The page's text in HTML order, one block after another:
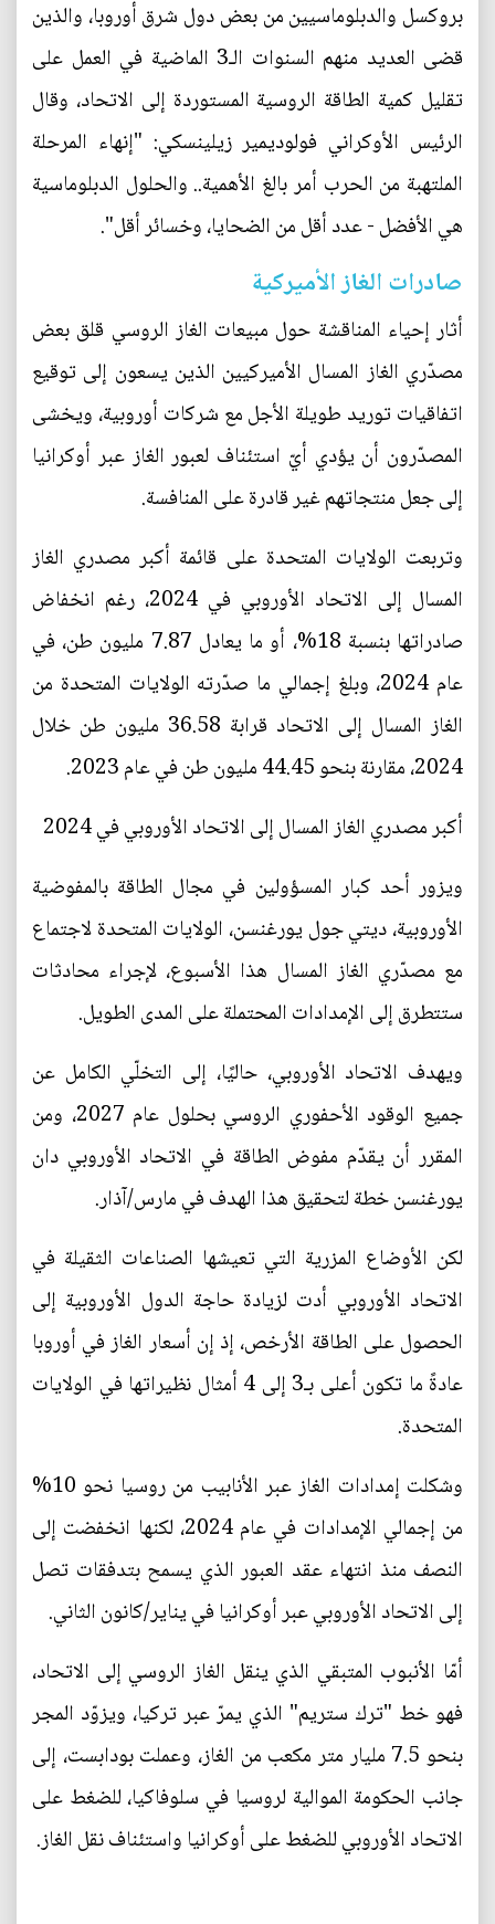
بروكسل والدبلوماسيين من بعض دول شرق أوروبا، والذين
قضى العديد منهم السنوات الـ3 الماضية في العمل على
تقليل كمية الطاقة الروسية المستوردة إلى الاتحاد، وقال
الرئيس الأوكراني فولوديمير زيلينسكي: "إنهاء المرحلة
الملتهبة من الحرب أمر بالغ الأهمية.. والحلول الدبلوماسية
هي الأفضل - عدد أقل من الضحايا، وخسائر أقل".
صادرات الغاز الأميركية
أثار إحياء المناقشة حول مبيعات الغاز الروسي قلق بعض
مصدّري الغاز المسال الأميركيين الذين يسعون إلى توقيع
اتفاقيات توريد طويلة الأجل مع شركات أوروبية، ويخشى
المصدّرون أن يؤدي أيّ استئناف لعبور الغاز عبر أوكرانيا
إلى جعل منتجاتهم غير قادرة على المنافسة.
وتربعت الولايات المتحدة على قائمة أكبر مصدري الغاز
المسال إلى الاتحاد الأوروبي في 2024، رغم انخفاض
صادراتها بنسبة 18%، أو ما يعادل 7.87 مليون طن، في
عام 2024، وبلغ إجمالي ما صدّرته الولايات المتحدة من
الغاز المسال إلى الاتحاد قرابة 36.58 مليون طن خلال
2024، مقارنة بنحو 44.45 مليون طن في عام 2023.
أكبر مصدري الغاز المسال إلى الاتحاد الأوروبي في 2024
ويزور أحد كبار المسؤولين في مجال الطاقة بالمفوضية
الأوروبية، ديتي جول يورغنسن، الولايات المتحدة لاجتماع
مع مصدّري الغاز المسال هذا الأسبوع، لإجراء محادثات
ستتطرق إلى الإمدادات المحتملة على المدى الطويل.
ويهدف الاتحاد الأوروبي، حاليًا، إلى التخلّي الكامل عن
جميع الوقود الأحفوري الروسي بحلول عام 2027، ومن
المقرر أن يقدّم مفوض الطاقة في الاتحاد الأوروبي دان
يورغنسن خطة لتحقيق هذا الهدف في مارس/آذار.
لكن الأوضاع المزرية التي تعيشها الصناعات الثقيلة في
الاتحاد الأوروبي أدت لزيادة حاجة الدول الأوروبية إلى
الحصول على الطاقة الأرخص، إذ إن أسعار الغاز في أوروبا
عادةً ما تكون أعلى بـ3 إلى 4 أمثال نظيراتها في الولايات
المتحدة.
وشكلت إمدادات الغاز عبر الأنابيب من روسيا نحو 10%
من إجمالي الإمدادات في عام 2024، لكنها انخفضت إلى
النصف منذ انتهاء عقد العبور الذي يسمح بتدفقات تصل
إلى الاتحاد الأوروبي عبر أوكرانيا في يناير/كانون الثاني.
أمّا الأنبوب المتبقي الذي ينقل الغاز الروسي إلى الاتحاد،
فهو خط "ترك ستريم" الذي يمرّ عبر تركيا، ويزوّد المجر
بنحو 7.5 مليار متر مكعب من الغاز، وعملت بودابست، إلى
جانب الحكومة الموالية لروسيا في سلوفاكيا، للضغط على
الاتحاد الأوروبي للضغط على أوكرانيا واستئناف نقل الغاز.